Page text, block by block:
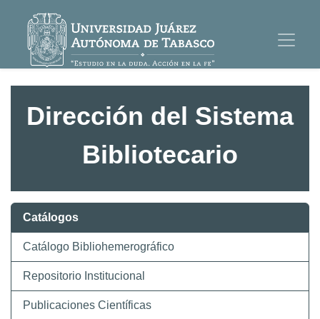
Dirección del Sistema
Bibliotecario
Catálogos
Catálogo Bibliohemerográfico
Repositorio Institucional
Publicaciones Científicas